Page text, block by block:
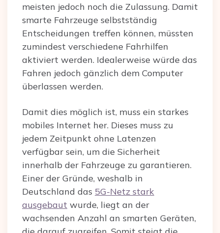
meisten jedoch noch die Zulassung. Damit
smarte Fahrzeuge selbstständig
Entscheidungen treffen können, müssten
zumindest verschiedene Fahrhilfen
aktiviert werden. Idealerweise würde das
Fahren jedoch gänzlich dem Computer
überlassen werden.
Damit dies möglich ist, muss ein starkes
mobiles Internet her. Dieses muss zu
jedem Zeitpunkt ohne Latenzen
verfügbar sein, um die Sicherheit
innerhalb der Fahrzeuge zu garantieren.
Einer der Gründe, weshalb in
Deutschland das 5G-Netz stark
ausgebaut wurde, liegt an der
wachsenden Anzahl an smarten Geräten,